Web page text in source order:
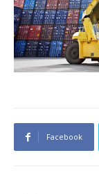
Facebook